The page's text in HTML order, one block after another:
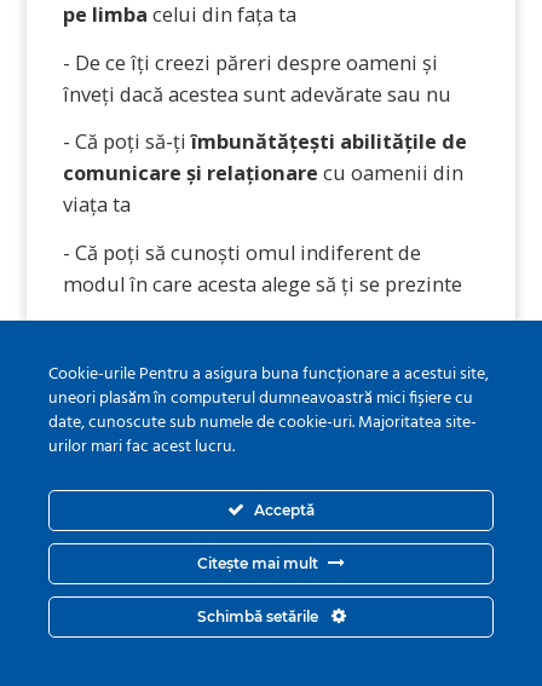
pe limbacelui din fața ta
- De ce îți creezi păreri despre oameni și
înveți dacă acestea sunt adevărate sau nu
- Că poți să-țiîmbunătățești abilitățile de
comunicare și relaționarecu oamenii din
viața ta
- Că poți să cunoști omul indiferent de
modul în care acesta alege să ți se prezinte
"Ce Poți Să-mi Garantezi Și
Ce Nu?”
Îți garantez că vei prelua de la acest
MINICURS informații în plus față de ce știai
sau oricum ți se va prezenta într-un mod nou.
Cookie-urile Pentru a asigura buna funcționare a acestui site,
uneori plasăm în computerul dumneavoastră mici fișiere cu
date, cunoscute sub numele de cookie-uri. Majoritatea site-
urilor mari fac acest lucru.
Acceptă
Citește mai mult
Schimbă setările